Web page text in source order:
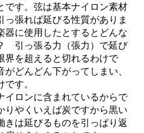
です。弦は基本ナイロン素材
張れば延びる性質がありま
器に使用したとするとどんな
引っ張る力（張力）で延び
界を超えると切れるわけで
どんどん下がってしまい、
す。
ロンに含まれているからで
りやくいえば炭ですから黒い
きは延びるものを引っぱり返